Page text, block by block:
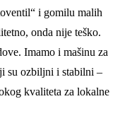
i gomilu malih
onda nije teško.
Imamo i mašinu za
su ozbiljni i stabilni –
kvaliteta za lokalne